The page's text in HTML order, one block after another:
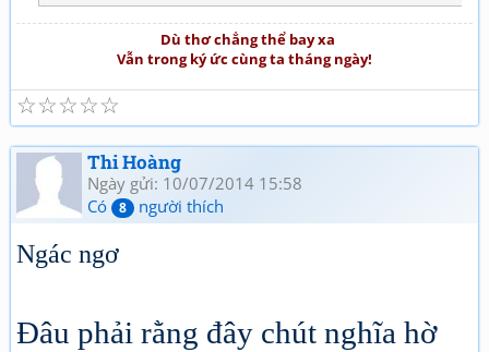
Dù thơ chẳng thể bay xa
Vẫn trong ký ức cùng ta tháng ngày!
☆
☆
☆
☆
☆
Thi Hoàng
Ngày gửi: 10/07/2014 15:58
Có
8 người thích
Ngác ngơ
Đâu phải rằng đây chút nghĩa hờ